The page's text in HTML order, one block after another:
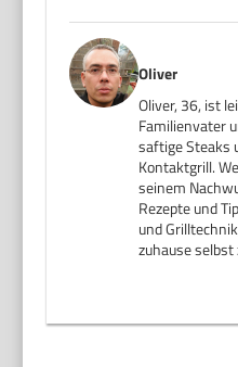
Oliver
Oliver, 36, ist
Familienvater
saftige Steaks
Kontaktgrill.
seinem
Rezepte und
und
zuhause